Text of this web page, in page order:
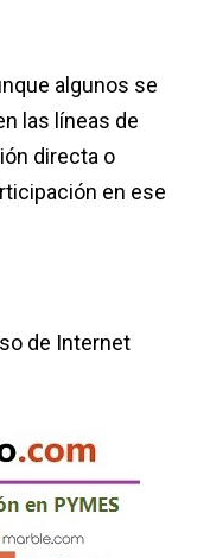
algunos se
las líneas de
directa o
en ese
de Internet